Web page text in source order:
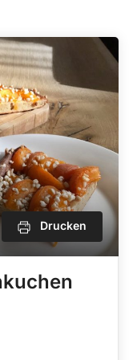
Drucken